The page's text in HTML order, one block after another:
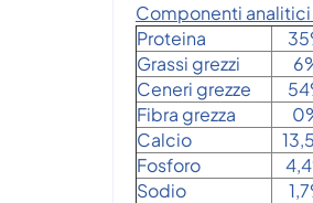
Componenti
Proteina
Grassi grezzi
Ceneri grezze
Fibra grezza
Calcio
Fosforo
Sodio